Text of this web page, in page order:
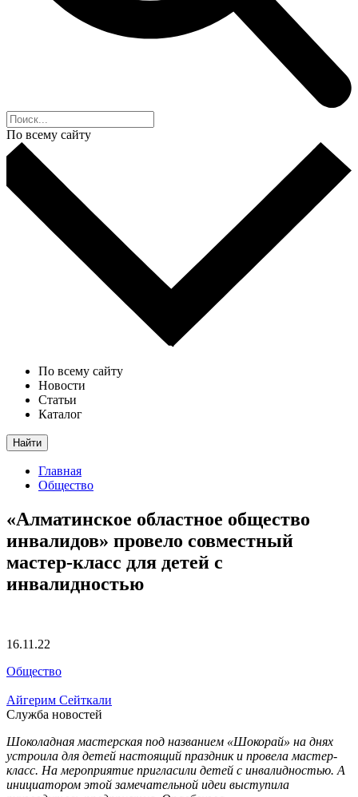
По всему сайту
По всему сайту
Новости
Статьи
Каталог
Найти
Главная
Общество
«Алматинское областное общество
инвалидов» провело совместный
мастер-класс для детей с
инвалидностью
16.11.22
Общество
Айгерим Сейткали
Служба новостей
Шоколадная мастерская под названием «Шокорай» на днях
устроила для детей настоящий праздник и провела мастер-
класс. На мероприятие пригласили детей с инвалидностью. А
инициатором этой замечательной идеи выступила